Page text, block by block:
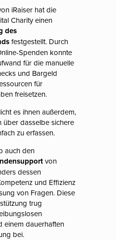
iRaiser hat die
Charity einen
des
festgestellt. Durch
Spenden konnte
für die manuelle
und Bargeld
für
freisetzen.
es ihnen außerdem,
über dasselbe sichere
zu erfassen.
auch den
von
dessen
und Effizienz
von Fragen. Diese
trug
einem dauerhaften
bei.